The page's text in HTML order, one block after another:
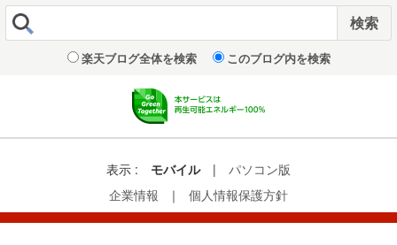
楽天ブログ全体を検索 このブログ内を検索
表示 : モバイル |
パソコン版
企業情報
｜ 個人情報保護方針